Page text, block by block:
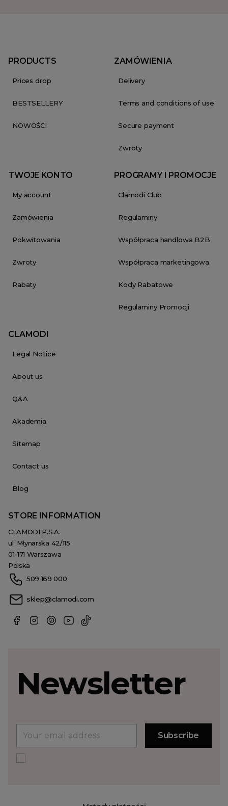
PRODUCTS
Prices drop
BESTSELLERY
NOWOŚCI
ZAMÓWIENIA
Delivery
Terms and conditions of use
Secure payment
Zwroty
TWOJE KONTO
My account
Zamówienia
Pokwitowania
Zwroty
Rabaty
PROGRAMY I PROMOCJE
Clamodi Club
Regulaminy
Współpraca handlowa B2B
Współpraca marketingowa
Kody Rabatowe
Regulaminy Promocji
CLAMODI
Legal Notice
About us
Q&A
Akademia
Sitemap
Contact us
Blog
STORE INFORMATION
CLAMODI P.S.A.
ul. Młynarska 42/115
01-171 Warszawa
Polska
509 169 000
sklep@clamodi.com
Newsletter